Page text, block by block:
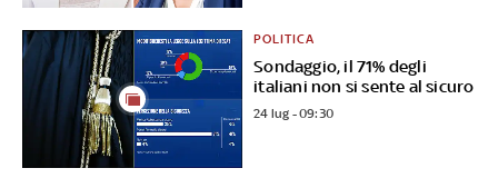
Sondaggio, il 71% degli
italiani non si sente al sicuro
POLITICA
24 lug - 09:30